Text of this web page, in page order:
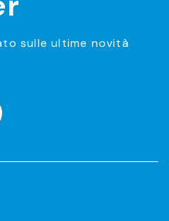
sulle ultime novità